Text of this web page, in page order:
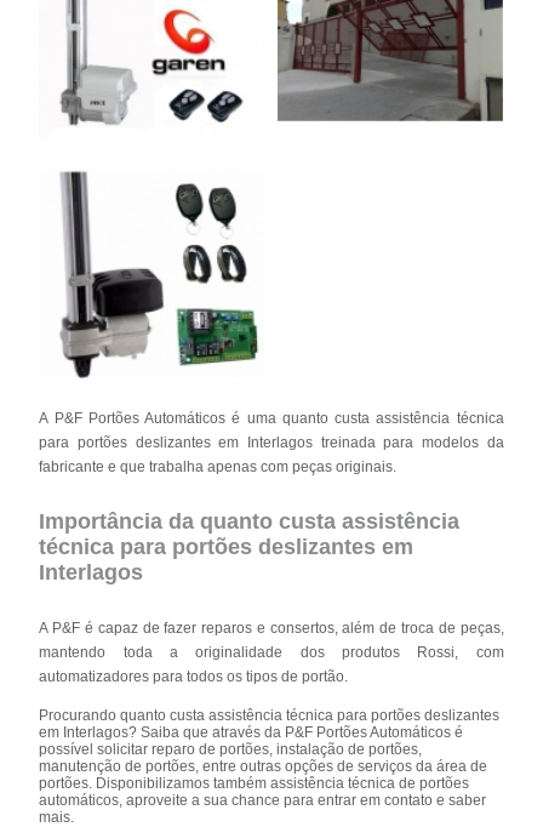
A P&F Portões Automáticos é uma quanto custa assistência técnica
para portões deslizantes em Interlagos treinada para modelos da
fabricante e que trabalha apenas com peças originais.
Importância da quanto custa assistência
técnica para portões deslizantes em
Interlagos
A P&F é capaz de fazer reparos e consertos, além de troca de peças,
mantendo toda a originalidade dos produtos Rossi, com
automatizadores para todos os tipos de portão.
Procurando quanto custa assistência técnica para portões deslizantes
em Interlagos? Saiba que através da P&F Portões Automáticos é
possível solicitar reparo de portões, instalação de portões,
manutenção de portões, entre outras opções de serviços da área de
portões. Disponibilizamos também assistência técnica de portões
automáticos, aproveite a sua chance para entrar em contato e saber
mais.